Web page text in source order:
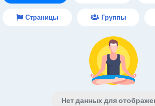
Страницы Группы
Нет данных для